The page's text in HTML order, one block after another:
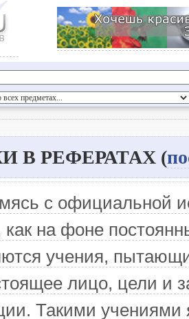
В РЕФЕРАТАХ (
с официальной
на фоне
учения,
лицо, цели и
Такими учениями